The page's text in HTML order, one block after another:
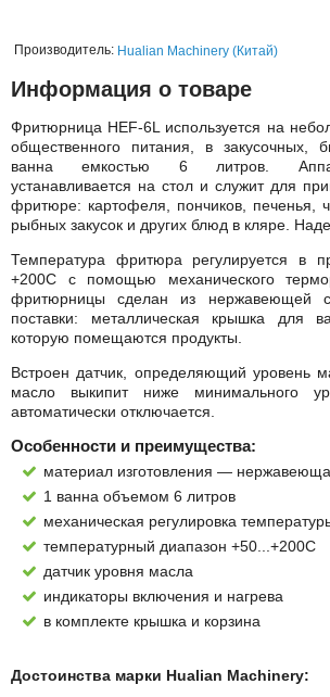
Производитель: Hualian Machinery (Китай)
Информация о товаре
Фритюрница HEF-6L используется на
общественного питания, в закусочных,
ванна емкостью 6 литров.
устанавливается на стол и служит для
фритюре: картофеля, пончиков, печенья,
рыбных закусок и других блюд в кляре.
Температура фритюра регулируется в
+200С с помощью механического
фритюрницы сделан из нержавеющей
поставки: металлическая крышка для
которую помещаются продукты.
Встроен датчик, определяющий уровень
масло выкипит ниже минимального
автоматически отключается.
Особенности и преимущества:
материал изготовления —
1 ванна объемом 6 литров
механическая регулировка
температурный диапазон +50...+200С
датчик уровня масла
индикаторы включения и нагрева
в комплекте крышка и корзина
Достоинства марки Hualian Machinery: